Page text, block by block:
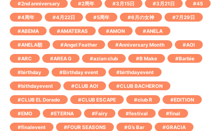
#2nd anniversary #2周年 #3月15日 #3月21日 #45
#4周年 #4月22日 #5周年 #6月の女神 #7月29日
#ABEMA #AMATERAS #AMON #ANELA
#ANELA朝 #Angel Feather #Anniversary Month #AOI
#ARC #AREA G #azian club #B Make #Barbie
#birthday #Birthday event #birthdayevent
#bithdayevent #CLUB AOI #CLUB BACHERON
#CLUB EL Dorado #CLUB ESCAPE #club R #EDITION
#EMO #ETERNA #Fairy #festival #final
#finalevent #FOUR SEASONS #G’s Bar #GRACIA